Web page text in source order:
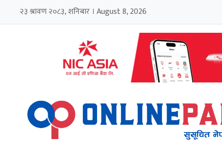
२३ श्रावण २०८३, शनिबार । August 8, 2026